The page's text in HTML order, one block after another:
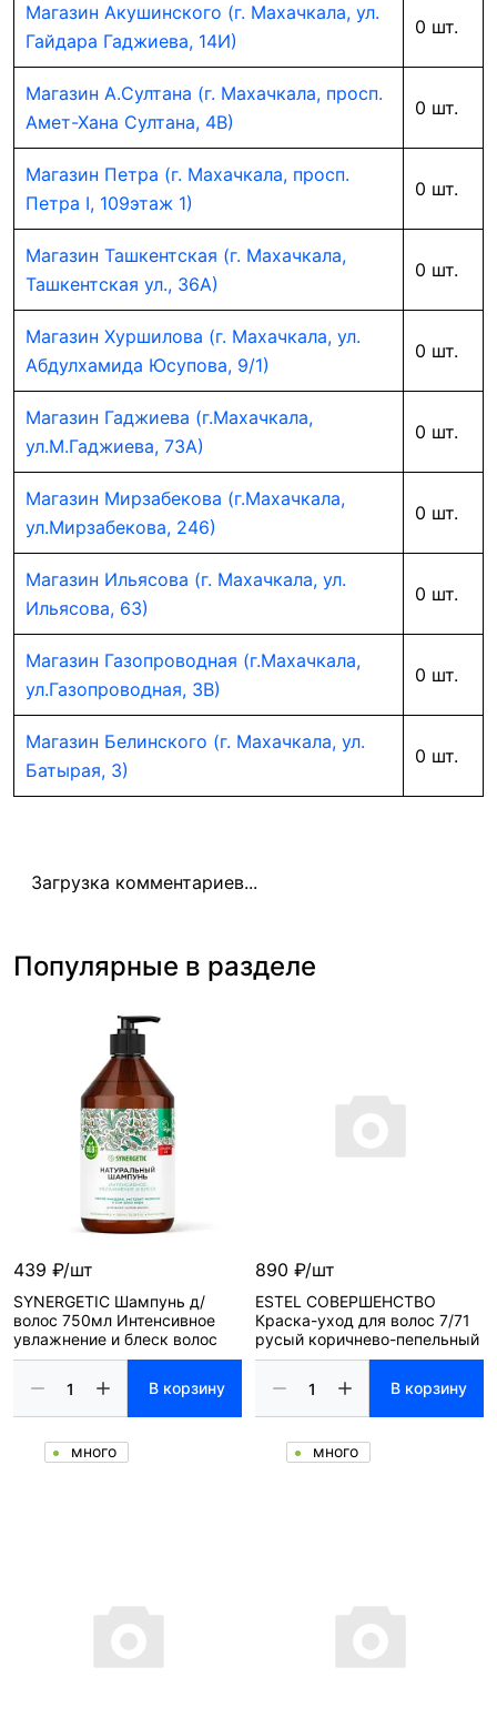
Магазин Акушинского (г. Махачкала, ул.
Гайдара Гаджиева, 14И)
0 шт.
Магазин А.Султана (г. Махачкала, просп.
Амет-Хана Султана, 4В)
0 шт.
Магазин Петра (г. Махачкала, просп.
Петра I, 109этаж 1)
0 шт.
Магазин Ташкентская (г. Махачкала,
Ташкентская ул., 36А)
0 шт.
Магазин Хуршилова (г. Махачкала, ул.
Абдулхамида Юсупова, 9/1)
0 шт.
Магазин Гаджиева (г.Махачкала,
ул.М.Гаджиева, 73А)
0 шт.
Магазин Мирзабекова (г.Махачкала,
ул.Мирзабекова, 246)
0 шт.
Магазин Ильясова (г. Махачкала, ул.
Ильясова, 63)
0 шт.
Магазин Газопроводная (г.Махачкала,
ул.Газопроводная, 3В)
0 шт.
Магазин Белинского (г. Махачкала, ул.
Батырая, 3)
0 шт.
Загрузка комментариев...
Популярные в разделе
439 ₽/шт
SYNERGETIC Шампунь д/
волос 750мл Интенсивное
увлажнение и блеск волос
В корзину
много
890 ₽/шт
ESTEL СОВЕРШЕНСТВО
Краска-уход для волос 7/71
русый коричнево-пепельный
В корзину
много